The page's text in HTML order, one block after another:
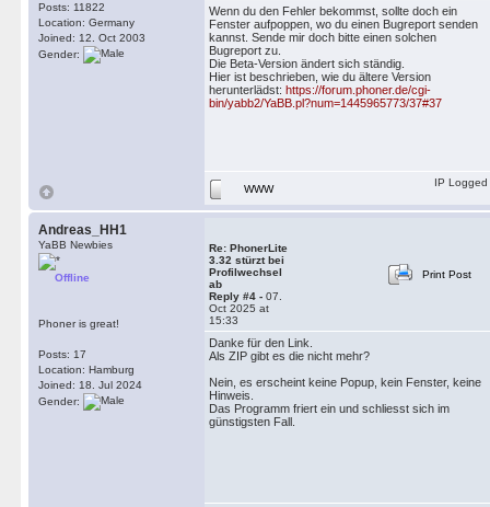
Posts: 11822
Location: Germany
Joined: 12. Oct 2003
Gender:
Wenn du den Fehler bekommst, sollte doch ein
Fenster aufpoppen, wo du einen Bugreport senden
kannst. Sende mir doch bitte einen solchen
Bugreport zu.
Die Beta-Version ändert sich ständig.
Hier ist beschrieben, wie du ältere Version
herunterlädst: https://forum.phoner.de/cgi-
bin/yabb2/YaBB.pl?num=1445965773/37#37
WWW
IP Logged
Andreas_HH1
YaBB Newbies
Offline
Phoner is great!
Posts: 17
Location: Hamburg
Joined: 18. Jul 2024
Gender:
Re: PhonerLite
3.32 stürzt bei
Profilwechsel
ab
Reply #4 - 07.
Oct 2025 at
15:33
Print Post
Danke für den Link.
Als ZIP gibt es die nicht mehr?
Nein, es erscheint keine Popup, kein Fenster, keine
Hinweis.
Das Programm friert ein und schliesst sich im
günstigsten Fall.